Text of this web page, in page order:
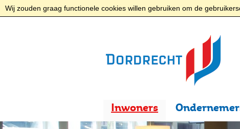
Wij zouden graag functionele cookies willen gebruiken om de
Inwoners